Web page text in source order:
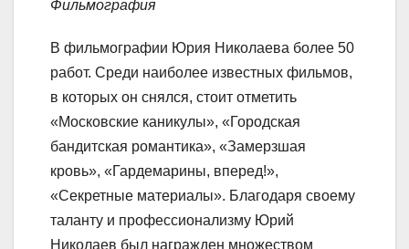
Фильмография
В фильмографии Юрия Николаева более 50
работ. Среди наиболее известных фильмов,
в которых он снялся, стоит отметить
«Московские каникулы», «Городская
бандитская романтика», «Замерзшая
кровь», «Гардемарины, вперед!»,
«Секретные материалы». Благодаря своему
таланту и профессионализму Юрий
Николаев был награжден множеством